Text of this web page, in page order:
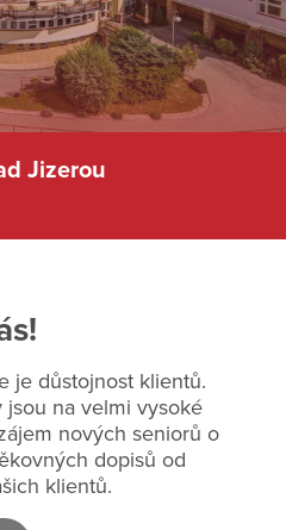
Jizerou
je důstojnost klientů.
jsou na velmi vysoké
nových seniorů o
dopisů od
klientů.